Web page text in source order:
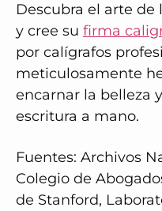
Descubra el arte de
y cree su firma
por calígrafos
meticulosamente
encarnar la belleza
escritura a mano.
Fuentes: Archivos
Colegio de
de Stanford,